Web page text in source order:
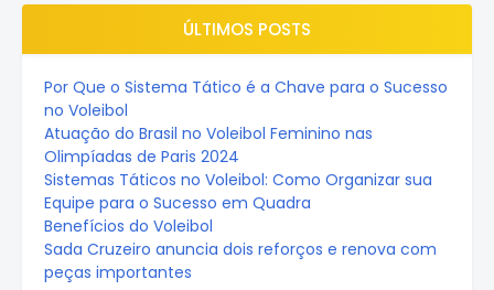
ÚLTIMOS POSTS
Por Que o Sistema Tático é a Chave para o Sucesso
no Voleibol
Atuação do Brasil no Voleibol Feminino nas
Olimpíadas de Paris 2024
Sistemas Táticos no Voleibol: Como Organizar sua
Equipe para o Sucesso em Quadra
Benefícios do Voleibol
Sada Cruzeiro anuncia dois reforços e renova com
peças importantes